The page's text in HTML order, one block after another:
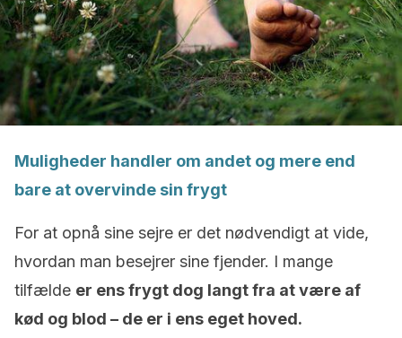
Muligheder handler om andet og mere end
bare at overvinde sin frygt
For at opnå sine sejre er det nødvendigt at vide,
hvordan man besejrer sine fjender. I mange
tilfælde er ens frygt dog langt fra at være af
kød og blod – de er i ens eget hoved.